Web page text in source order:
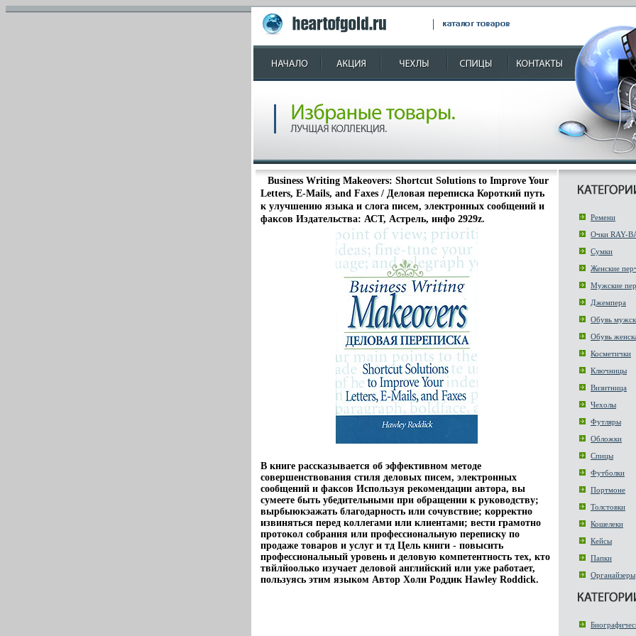
Business Writing Makeovers: Shortcut Solutions to Improve Your
Letters, E-Mails, and Faxes / Деловая переписка Короткий путь
к улучшению языка и слога писем, электронных сообщений и
факсов Издательства: АСТ, Астрель, инфо 2929z.
В книге рассказывается об эффективном методе
совершенствования стиля деловых писем, электронных
сообщений и факсов Используя рекомендации автора, вы
сумеете быть убедительными при обращении к руководству;
вырбыюкэажать благодарность или сочувствие; корректно
извиняться перед коллегами или клиентами; вести грамотно
протокол собрания или профессиональную переписку по
продаже товаров и услуг и тд Цель книги - повысить
профессиональный уровень и деловую компетентность тех, кто
твйлйоолько изучает деловой английский или уже работает,
пользуясь этим языком Автор Холи Роддик Hawley Roddick.
Ремени
Очки RAY-
Сумки
Женские
Мужские
Джемпера
Обувь
Обувь
Косметички
Ключницы
Визитница
Чехолы
Футляры
Обложки
Спицы
Футболки
Портмоне
Толстовки
Кошелеки
Кейсы
Папки
Органайзеры